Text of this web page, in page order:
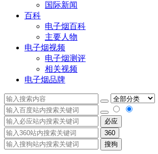
国际新闻
百科
电子烟百科
主要人物
电子烟视频
电子烟测评
相关视频
电子烟品牌
必应
360
搜狗